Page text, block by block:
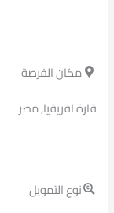
مكان الفرصة
قارة افريقيا, مصر
نوع التمويل